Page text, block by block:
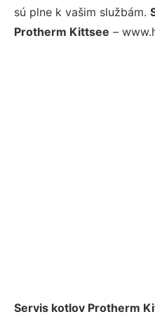
sú plne k vašim službám.
Protherm Kittsee –
Servis kotlov Protherm